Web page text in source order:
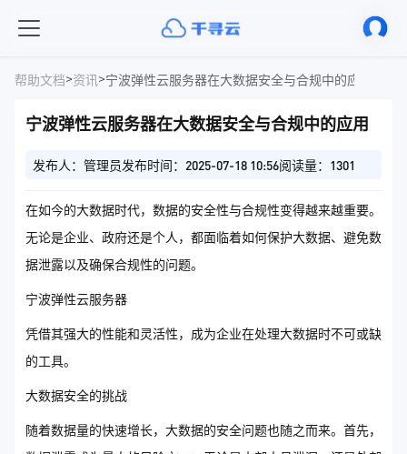
帮助文档>资讯>宁波弹性云服务器在大数据安全与合规中的应用
宁波弹性云服务器在大数据安全与合规中的应用
发布人：管理员发布时间：2025-07-18 10:56阅读量：1301
在如今的大数据时代，数据的安全性与合规性变得越来越重要。
无论是企业、政府还是个人，都面临着如何保护大数据、避免数
据泄露以及确保合规性的问题。
宁波弹性云服务器
凭借其强大的性能和灵活性，成为企业在处理大数据时不可或缺
的工具。
大数据安全的挑战
随着数据量的快速增长，大数据的安全问题也随之而来。首先，